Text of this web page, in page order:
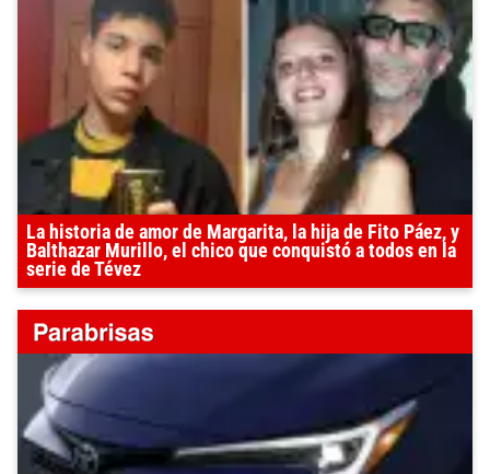
La historia de amor de Margarita, la hija de Fito Páez, y
Balthazar Murillo, el chico que conquistó a todos en la
serie de Tévez